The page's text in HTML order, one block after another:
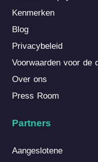
Kenmerken
Blog
Privacybeleid
Voorwaarden voor de
Over ons
Press Room
Partners
Aangeslotene